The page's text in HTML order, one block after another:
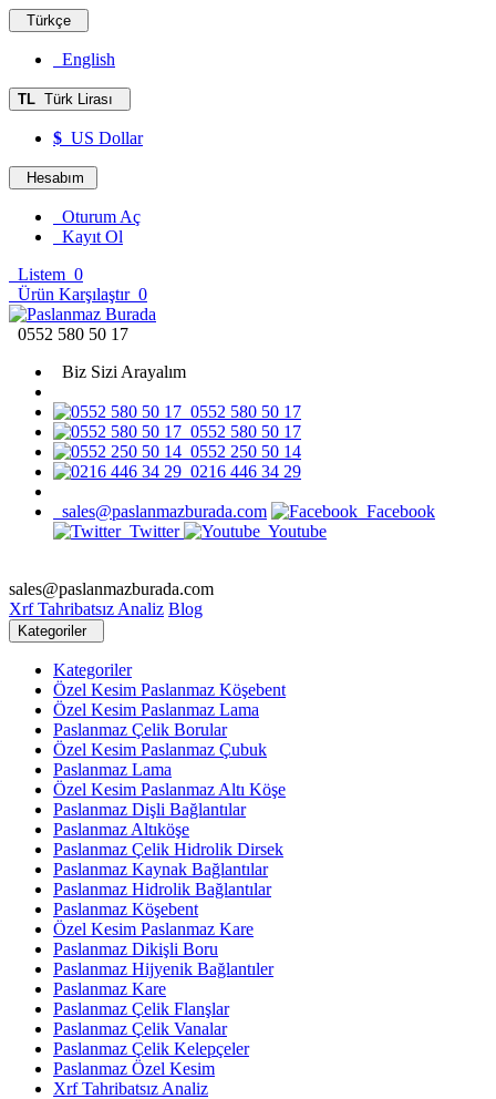
Türkçe
English
TL Türk Lirası
$ US Dollar
Hesabım
Oturum Aç
Kayıt Ol
Listem 0
Ürün Karşılaştır 0
0552 580 50 17
Biz Sizi Arayalım
0552 580 50 17
0552 580 50 17
0552 250 50 14
0216 446 34 29
sales@paslanmazburada.com
Facebook
Twitter
Youtube
sales@paslanmazburada.com
Xrf Tahribatsız Analiz Blog
Kategoriler
Kategoriler
Özel Kesim Paslanmaz Köşebent
Özel Kesim Paslanmaz Lama
Paslanmaz Çelik Borular
Özel Kesim Paslanmaz Çubuk
Paslanmaz Lama
Özel Kesim Paslanmaz Altı Köşe
Paslanmaz Dişli Bağlantılar
Paslanmaz Altıköşe
Paslanmaz Çelik Hidrolik Dirsek
Paslanmaz Kaynak Bağlantılar
Paslanmaz Hidrolik Bağlantılar
Paslanmaz Köşebent
Özel Kesim Paslanmaz Kare
Paslanmaz Dikişli Boru
Paslanmaz Hijyenik Bağlantıler
Paslanmaz Kare
Paslanmaz Çelik Flanşlar
Paslanmaz Çelik Vanalar
Paslanmaz Çelik Kelepçeler
Paslanmaz Özel Kesim
Xrf Tahribatsız Analiz